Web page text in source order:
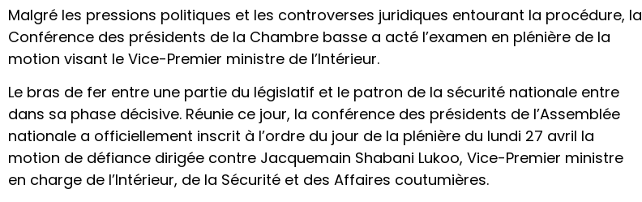
Malgré les pressions politiques et les controverses juridiques entourant la procédure, la
Conférence des présidents de la Chambre basse a acté l’examen en plénière de la
motion visant le Vice-Premier ministre de l’Intérieur.
Le bras de fer entre une partie du législatif et le patron de la sécurité nationale entre
dans sa phase décisive. Réunie ce jour, la conférence des présidents de l’Assemblée
nationale a officiellement inscrit à l’ordre du jour de la plénière du lundi 27 avril la
motion de défiance dirigée contre Jacquemain Shabani Lukoo, Vice-Premier ministre
en charge de l’Intérieur, de la Sécurité et des Affaires coutumières.